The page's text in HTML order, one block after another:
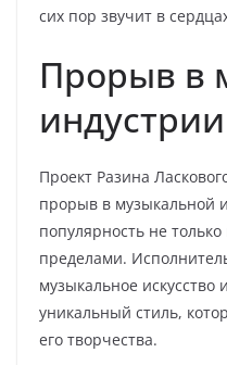
сих пор звучит в
Прорыв в
индустрии
Проект Разина
прорыв в музыкальной
популярность не
пределами.
музыкальное искусство
уникальный стиль,
его творчества.